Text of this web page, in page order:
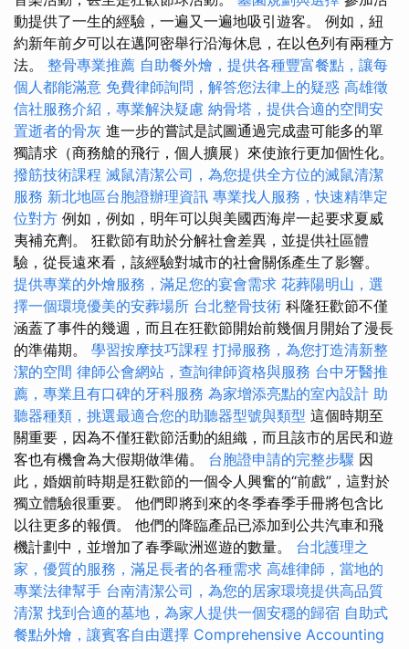
動提供了一生的經驗，一遍又一遍地吸引遊客。 例如，紐
約新年前夕可以在邁阿密舉行沿海休息，在以色列有兩種方
法。 整骨專業推薦 自助餐外燴，提供各種豐富餐點，讓每
個人都能滿意 免費律師詢問，解答您法律上的疑惑 高雄徵
信社服務介紹，專業解決疑慮 納骨塔，提供合適的空間安
置逝者的骨灰 進一步的嘗試是試圖通過完成盡可能多的單
獨請求（商務艙的飛行，個人擴展）來使旅行更加個性化。
撥筋技術課程 滅鼠清潔公司，為您提供全方位的滅鼠清潔
服務 新北地區台胞證辦理資訊 專業找人服務，快速精準定
位對方 例如，例如，明年可以與美國西海岸一起要求夏威
夷補充劑。 狂歡節有助於分解社會差異，並提供社區體
驗，從長遠來看，該經驗對城市的社會關係產生了影響。
提供專業的外燴服務，滿足您的宴會需求 花葬陽明山，選
擇一個環境優美的安葬場所 台北整骨技術 科隆狂歡節不僅
涵蓋了事件的幾週，而且在狂歡節開始前幾個月開始了漫長
的準備期。 學習按摩技巧課程 打掃服務，為您打造清新整
潔的空間 律師公會網站，查詢律師資格與服務 台中牙醫推
薦，專業且有口碑的牙科服務 為家增添亮點的室內設計 助
聽器種類，挑選最適合您的助聽器型號與類型 這個時期至
關重要，因為不僅狂歡節活動的組織，而且該市的居民和遊
客也有機會為大假期做準備。 台胞證申請的完整步驟 因
此，婚姻前時期是狂歡節的一個令人興奮的“前戲”，這對於
獨立體驗很重要。 他們即將到來的冬季春季手冊將包含比
以往更多的報價。 他們的降臨產品已添加到公共汽車和飛
機計劃中，並增加了春季歐洲巡遊的數量。 台北護理之
家，優質的服務，滿足長者的各種需求 高雄律師，當地的
專業法律幫手 台南清潔公司，為您的居家環境提供高品質
清潔 找到合適的墓地，為家人提供一個安穩的歸宿 自助式
餐點外燴，讓賓客自由選擇 Comprehensive Accounting